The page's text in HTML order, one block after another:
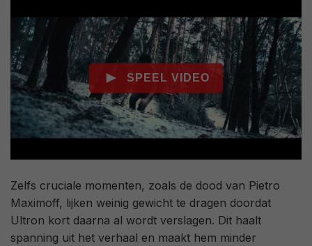
Zelfs cruciale momenten, zoals de dood van Pietro
Maximoff, lijken weinig gewicht te dragen doordat
Ultron kort daarna al wordt verslagen. Dit haalt
spanning uit het verhaal en maakt hem minder